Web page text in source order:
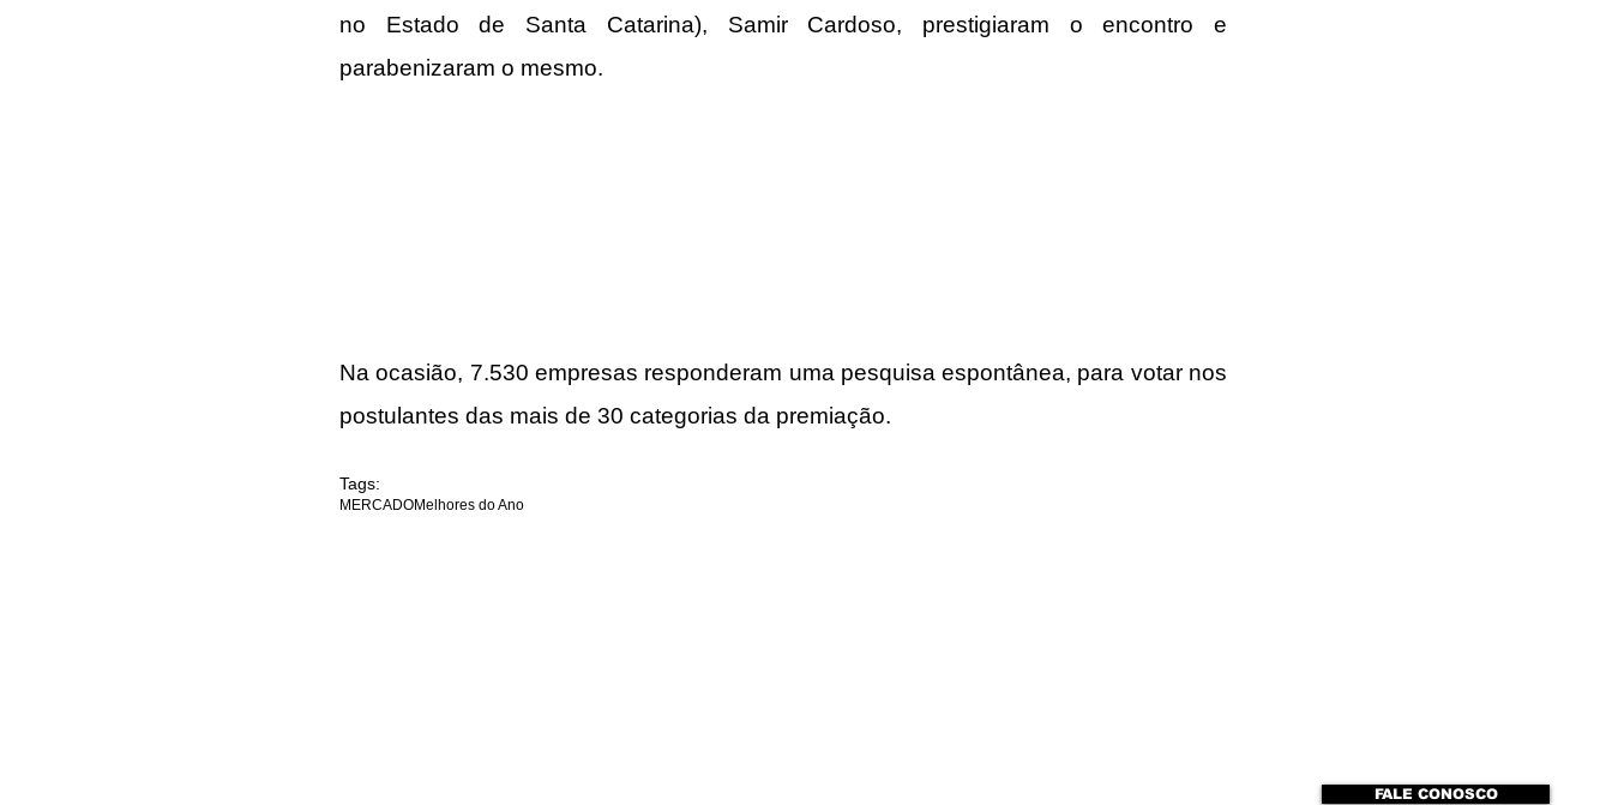
no Estado de Santa Catarina), Samir Cardoso, prestigiaram o encontro e
parabenizaram o mesmo.
Na ocasião, 7.530 empresas responderam uma pesquisa espontânea, para votar nos
postulantes das mais de 30 categorias da premiação.
Tags:
MERCADOMelhores do Ano
FALE CONOSCO